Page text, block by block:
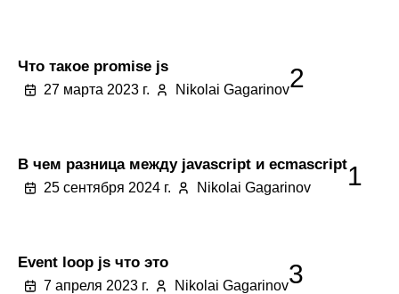
Что такое promise js
27 марта 2023 г. Nikolai Gagarinov2
В чем разница между javascript и ecmascript
25 сентября 2024 г. Nikolai Gagarinov 1
Event loop js что это
7 апреля 2023 г. Nikolai Gagarinov3